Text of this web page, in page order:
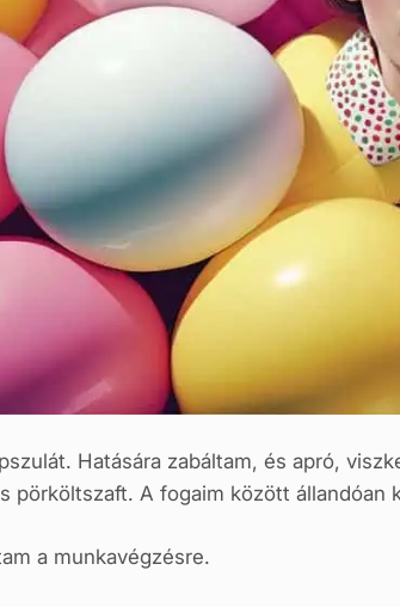
Hatására zabáltam, és apró,
pörköltszaft. A fogaim között állandóan
a munkavégzésre.